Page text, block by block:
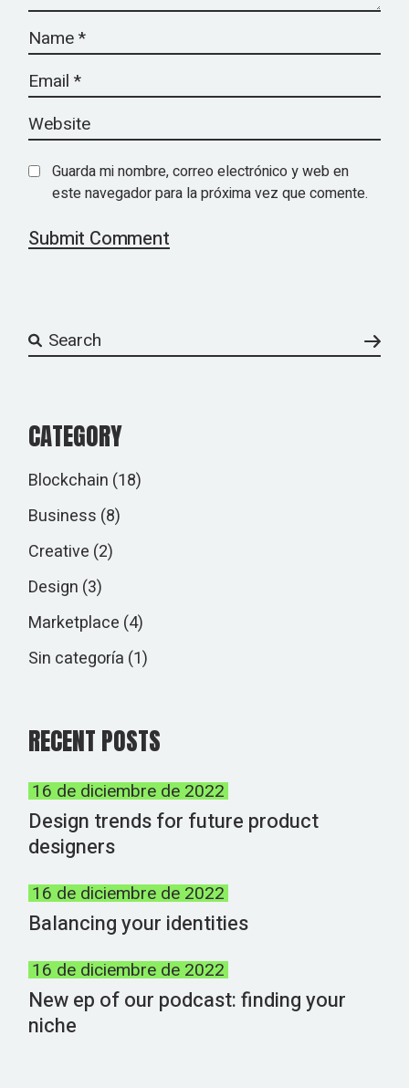
Guarda mi nombre, correo electrónico y web en
este navegador para la próxima vez que comente.
Submit Comment
CATEGORY
Blockchain (18)
Business (8)
Creative (2)
Design (3)
Marketplace (4)
Sin categoría (1)
RECENT POSTS
16 de diciembre de 2022
Design trends for future product
designers
16 de diciembre de 2022
Balancing your identities
16 de diciembre de 2022
New ep of our podcast: finding your
niche